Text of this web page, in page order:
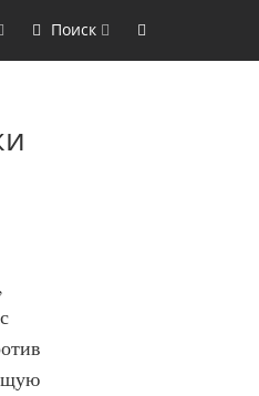
Поиск